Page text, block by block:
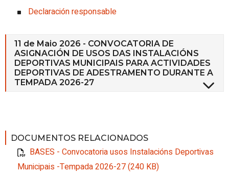
Declaración responsable
11 de Maio 2026 - CONVOCATORIA DE
ASIGNACIÓN DE USOS DAS INSTALACIÓNS
DEPORTIVAS MUNICIPAIS PARA ACTIVIDADES
DEPORTIVAS DE ADESTRAMENTO DURANTE A
TEMPADA 2026-27
DOCUMENTOS RELACIONADOS
BASES - Convocatoria usos Instalacións Deportivas
Municipais -Tempada 2026-27 (240 KB)